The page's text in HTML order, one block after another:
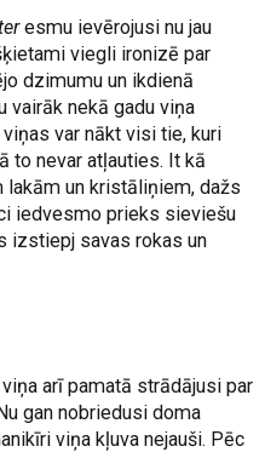
esmu ievērojusi nu jau
viegli ironizē par
dzimumu un ikdienā
vairāk nekā gadu viņa
var nākt visi tie, kuri
to nevar atļauties. It kā
un kristāliņiem, dažs
iedvesmo prieks sieviešu
izstiepj savas rokas un
arī pamatā strādājusi par
gan nobriedusi doma
viņa kļuva nejauši. Pēc